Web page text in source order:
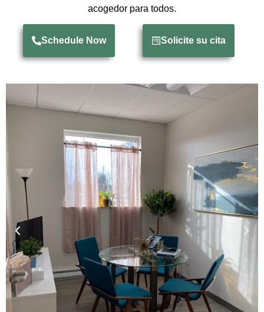
acogedor para todos.
Schedule Now Solicite su cita